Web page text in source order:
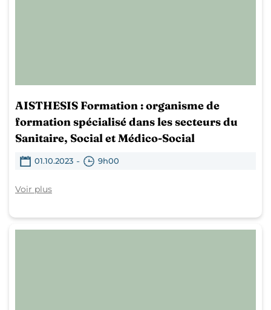
AISTHESIS Formation : organisme de
formation spécialisé dans les secteurs du
Sanitaire, Social et Médico-Social
01.10.2023 - 9h00
Voir plus